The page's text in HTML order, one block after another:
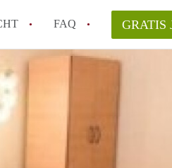
FAQ
voor een onzelfstandige
zoektermen voor een kamer in
als zoeker?
GRATIS